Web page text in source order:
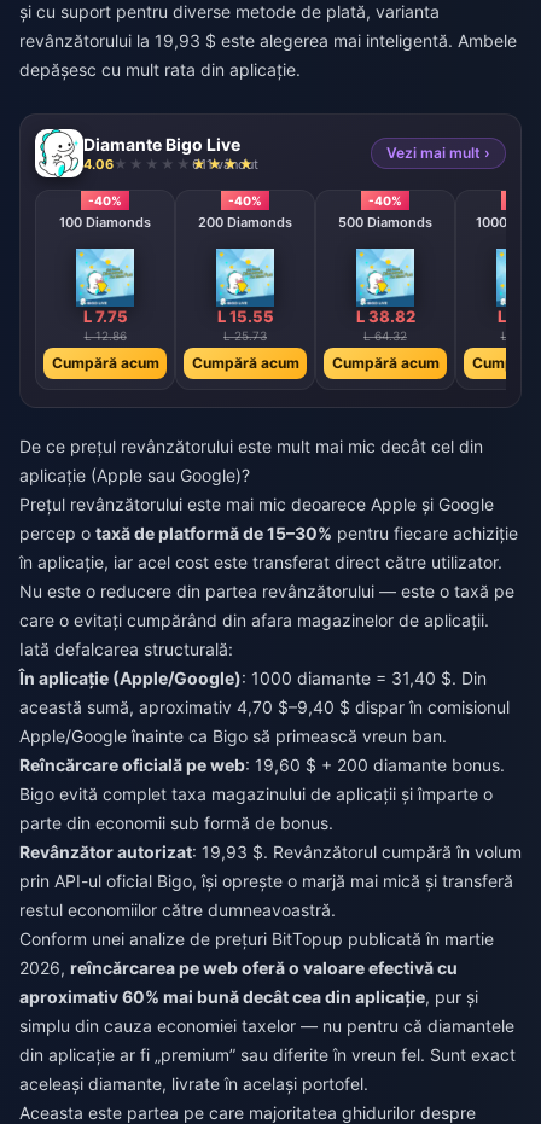
și cu suport pentru diverse metode de plată, varianta
revânzătorului la 19,93 $ este alegerea mai inteligentă. Ambele
depășesc cu mult rata din aplicație.
Diamante Bigo Live
4.06 611 vândut
Vezi mai mult ›
-40%
100 Diamonds
L 7.75
L 12.86
Cumpără acum
-40%
200 Diamonds
L 15.55
L 25.73
Cumpără acum
-40%
500 Diamonds
L 38.82
L 64.32
Cumpără acum
1000
L
L
Cumpără
De ce prețul revânzătorului este mult mai mic decât cel din
aplicație (Apple sau Google)?
Prețul revânzătorului este mai mic deoarece Apple și Google
percep o taxă de platformă de 15–30% pentru fiecare achiziție
în aplicație, iar acel cost este transferat direct către utilizator.
Nu este o reducere din partea revânzătorului — este o taxă pe
care o evitați cumpărând din afara magazinelor de aplicații.
Iată defalcarea structurală:
În aplicație (Apple/Google): 1000 diamante = 31,40 $. Din
această sumă, aproximativ 4,70 $–9,40 $ dispar în comisionul
Apple/Google înainte ca Bigo să primească vreun ban.
Reîncărcare oficială pe web: 19,60 $ + 200 diamante bonus.
Bigo evită complet taxa magazinului de aplicații și împarte o
parte din economii sub formă de bonus.
Revânzător autorizat: 19,93 $. Revânzătorul cumpără în volum
prin API-ul oficial Bigo, își oprește o marjă mai mică și transferă
restul economiilor către dumneavoastră.
Conform unei analize de prețuri BitTopup publicată în martie
2026, reîncărcarea pe web oferă o valoare efectivă cu
aproximativ 60% mai bună decât cea din aplicație, pur și
simplu din cauza economiei taxelor — nu pentru că diamantele
din aplicație ar fi „premium” sau diferite în vreun fel. Sunt exact
aceleași diamante, livrate în același portofel.
Aceasta este partea pe care majoritatea ghidurilor despre